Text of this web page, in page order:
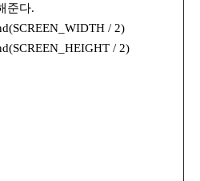
준다.
/ 2)
/ 2)